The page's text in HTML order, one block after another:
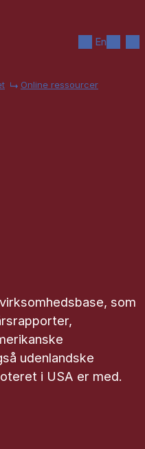
En
Online ressourcer
som
udenlandske
i USA er med.